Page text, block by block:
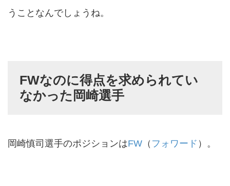
うことなんでしょうね。
FWなのに得点を求められてい
なかった岡崎選手
岡崎慎司選手のポジションはFW （ フォワード ）。